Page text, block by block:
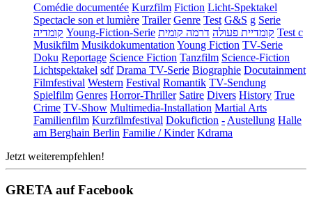
Comédie documentée Kurzfilm Fiction Licht-Spektakel
Spectacle son et lumière Trailer Genre Test G&S g Serie
קומדיה Young-Fiction-Serie קומדיית פעולה דרמה קומית
Test c
Musikfilm Musikdokumentation Young Fiction TV-Serie
Doku Reportage Science Fiction Tanzfilm Science-Fiction
Lichtspektakel sdf Drama TV-Serie Biographie Docutainment
Filmfestival Western Festival Romantik TV-Sendung
Spielfilm Genres Horror-Thriller Satire Divers History True
Crime TV-Show Multimedia-Installation Martial Arts
Familienfilm Kurzfilmfestival Dokufiction - Austellung Halle
am Berghain Berlin Familie / Kinder Kdrama
Jetzt weiterempfehlen!
GRETA auf Facebook